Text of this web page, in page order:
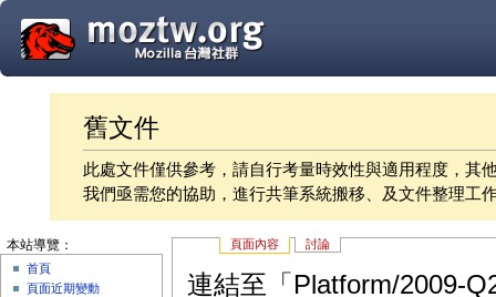
舊文件
此處文件僅供參考，請自行考量時效性與適用程度，其
我們亟需您的協助，進行共筆系統搬移、及文件整理工
頁面內容 討論
連結至「Platform/2009-
本站導覽：
首頁
頁面近期變動